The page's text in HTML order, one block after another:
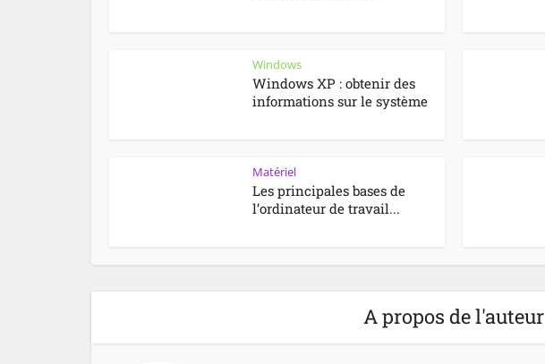
Windows
Windows XP : obtenir des
informations sur le système
Matériel
Les principales bases de
l’ordinateur de travail...
A propos de l'auteur